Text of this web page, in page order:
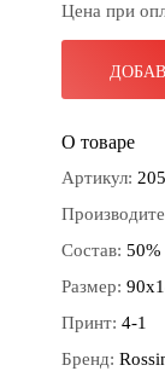
Цена при
О товаре
Артикул:
Состав: 50%
Размер:
Принт: 4-1
Бренд: